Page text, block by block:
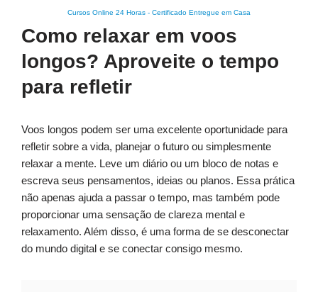
Cursos Online 24 Horas - Certificado Entregue em Casa
Como relaxar em voos
longos? Aproveite o tempo
para refletir
Voos longos podem ser uma excelente oportunidade para
refletir sobre a vida, planejar o futuro ou simplesmente
relaxar a mente. Leve um diário ou um bloco de notas e
escreva seus pensamentos, ideias ou planos. Essa prática
não apenas ajuda a passar o tempo, mas também pode
proporcionar uma sensação de clareza mental e
relaxamento. Além disso, é uma forma de se desconectar
do mundo digital e se conectar consigo mesmo.